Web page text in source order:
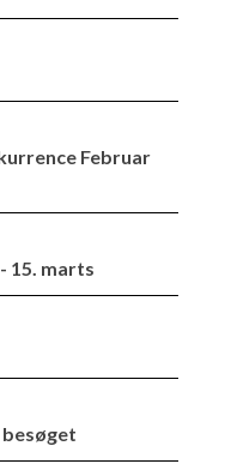
Februar
15. marts